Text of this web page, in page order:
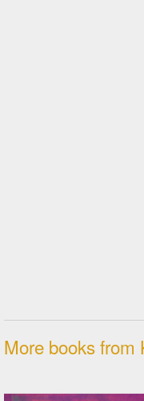
More books from